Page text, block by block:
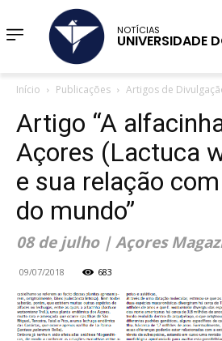
NOTÍCIAS
UNIVERSIDADE
Início Publicações Artigos de
Artigo “A
Açores (Lactuca
e sua relação
do mundo”
08 de julho | Açores
09/07/2018 683